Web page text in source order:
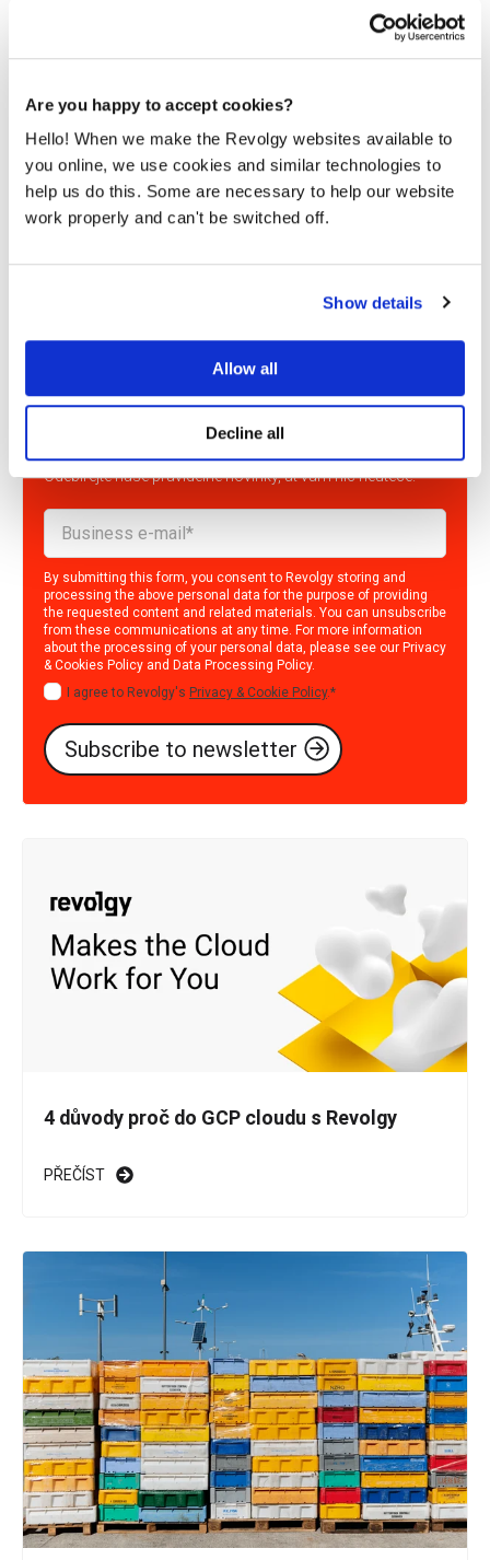
Are you happy to accept cookies?
Hello! When we make the Revolgy websites available to
you online, we use cookies and similar technologies to
help us do this. Some are necessary to help our website
work properly and can't be switched off.
Show details
Allow all
Decline all
Cloud nebo vlastní servery? Jak řeší české
firmy IT infrastrukturu
českých firem, jestli a jak využívají cloudová...
Zajímá vás svět cloudu?
Odebírejte naše pravidelné novinky, ať vám nic neuteče.
By submitting this form, you consent to Revolgy storing and
processing the above personal data for the purpose of providing
the requested content and related materials. You can unsubscribe
from these communications at any time. For more information
about the processing of your personal data, please see our Privacy
& Cookies Policy and Data Processing Policy.
I agree to Revolgy's Privacy & Cookie Policy.*
4 důvody proč do GCP cloudu s Revolgy
PŘEČÍST